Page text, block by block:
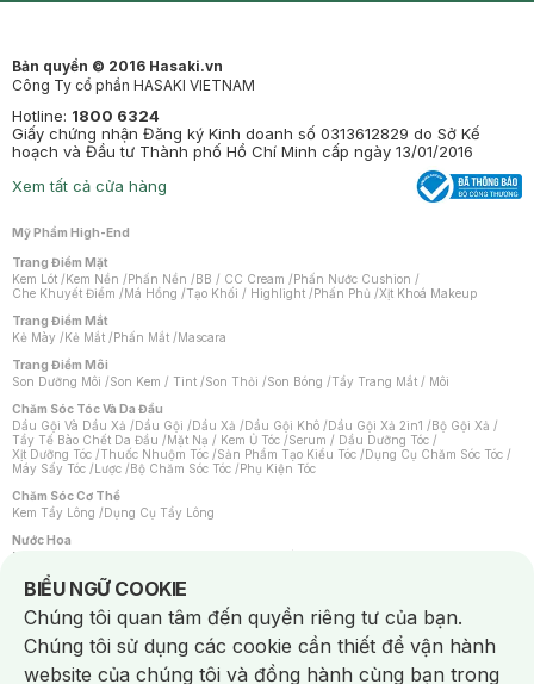
Bản quyền © 2016 Hasaki.vn
Công Ty cổ phần HASAKI VIETNAM
Hotline: 1800 6324
Giấy chứng nhận Đăng ký Kinh doanh số 0313612829 do Sở Kế
hoạch và Đầu tư Thành phố Hồ Chí Minh cấp ngày 13/01/2016
Xem tất cả cửa hàng
Mỹ Phẩm High-End
Trang Điểm Mặt
Kem Lót /Kem Nền /Phấn Nền /BB / CC Cream /Phấn Nước Cushion /
Che Khuyết Điểm /Má Hồng /Tạo Khối / Highlight /Phấn Phủ /Xịt Khoá Makeup
Trang Điểm Mắt
Kẻ Mày /Kẻ Mắt /Phấn Mắt /Mascara
Trang Điểm Môi
Son Dưỡng Môi /Son Kem / Tint /Son Thỏi /Son Bóng /Tẩy Trang Mắt / Môi
Chăm Sóc Tóc Và Da Đầu
Dầu Gội Và Dầu Xả /Dầu Gội /Dầu Xả /Dầu Gội Khô /Dầu Gội Xả 2in1 /Bộ Gội Xả /
Tẩy Tế Bào Chết Da Đầu /Mặt Nạ / Kem Ủ Tóc /Serum / Dầu Dưỡng Tóc /
Xịt Dưỡng Tóc /Thuốc Nhuộm Tóc /Sản Phẩm Tạo Kiểu Tóc /Dụng Cụ Chăm Sóc Tóc /
Máy Sấy Tóc /Lược /Bộ Chăm Sóc Tóc /Phụ Kiện Tóc
Chăm Sóc Cơ Thể
Kem Tẩy Lông /Dụng Cụ Tẩy Lông
Nước Hoa
Nước Hoa Nữ
Chăm Sóc Cá Nhân
Chống Muỗi /Khẩu Trang /Máy Massage/Mặt Nạ Xông Hơi /Nước Rửa Tay/
Sản Phẩm Chăm Sóc Khác /Bàn Chải Đánh Răng /Bàn Chải Điện/
Hỗ Trợ Trắng Răng/Kem Đánh Răng /Máy Tăm Nước/ Nước Súc Miệng/
Tăm / Chỉ Nha Khoa/ Xịt Thơm Miệng / Dung Dịch Vệ Sinh/Dưỡng Vùng Kín/
Khăn Ướt Vệ Sinh Vùng Kín/Băng Vệ Sinh/Tampon/Bọt Cạo Râu /Dao Cạo Râu/
BIỂU NGỮ COOKIE
Notice about cookies usage
Chúng tôi quan tâm đến quyền riêng tư của bạn.
Chúng tôi sử dụng các cookie cần thiết để vận hành
website của chúng tôi và đồng hành cùng bạn trong